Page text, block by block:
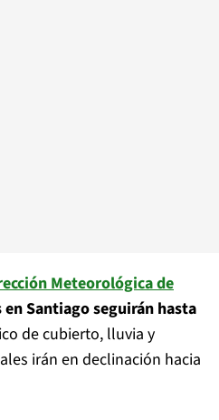
Meteorológica de
Santiago seguirán hasta
de cubierto, lluvia y
irán en declinación hacia